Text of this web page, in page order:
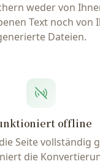
weder von
Text noch von
Dateien.
offline
Seite vollständig
die